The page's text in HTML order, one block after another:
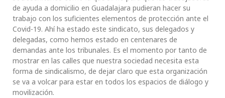
de ayuda a domicilio en Guadalajara pudieran hacer su
trabajo con los suficientes elementos de protección ante el
Covid-19. Ahí ha estado este sindicato, sus delegados y
delegadas, como hemos estado en centenares de
demandas ante los tribunales. Es el momento por tanto de
mostrar en las calles que nuestra sociedad necesita esta
forma de sindicalismo, de dejar claro que esta organización
se va a volcar para estar en todos los espacios de diálogo y
movilización.